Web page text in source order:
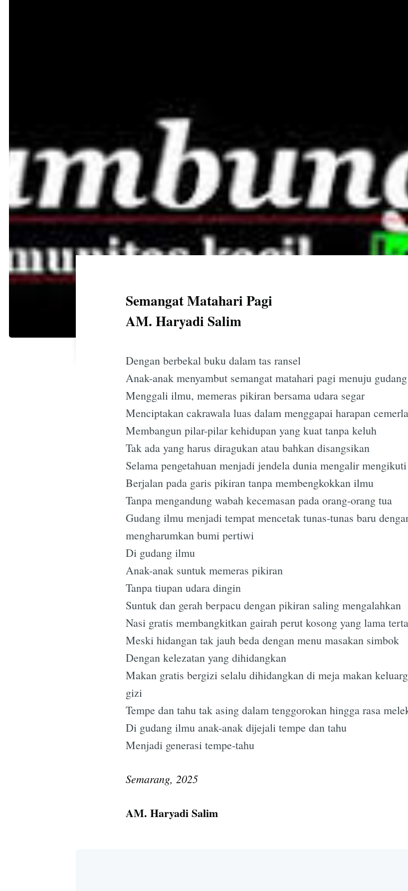
Semangat Matahari Pagi
AM. Haryadi Salim
Dengan berbekal buku dalam tas ransel
Anak-anak menyambut semangat matahari pagi menuju
Menggali ilmu, memeras pikiran bersama udara segar
Menciptakan cakrawala luas dalam menggapai harapan
Membangun pilar-pilar kehidupan yang kuat tanpa keluh
Tak ada yang harus diragukan atau bahkan disangsikan
Selama pengetahuan menjadi jendela dunia mengalir
Berjalan pada garis pikiran tanpa membengkokkan ilmu
Tanpa mengandung wabah kecemasan pada orang-orang tua
Gudang ilmu menjadi tempat mencetak tunas-tunas baru
mengharumkan bumi pertiwi
Di gudang ilmu
Anak-anak suntuk memeras pikiran
Tanpa tiupan udara dingin
Suntuk dan gerah berpacu dengan pikiran saling mengalahkan
Nasi gratis membangkitkan gairah perut kosong yang lama
Meski hidangan tak jauh beda dengan menu masakan simbok
Dengan kelezatan yang dihidangkan
Makan gratis bergizi selalu dihidangkan di meja makan
gizi
Tempe dan tahu tak asing dalam tenggorokan hingga rasa
Di gudang ilmu anak-anak dijejali tempe dan tahu
Menjadi generasi tempe-tahu
Semarang, 2025
AM. Haryadi Salim